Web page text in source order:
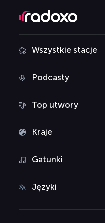
Wszystkie stacje
Podcasty
Top utwory
Kraje
Gatunki
Języki